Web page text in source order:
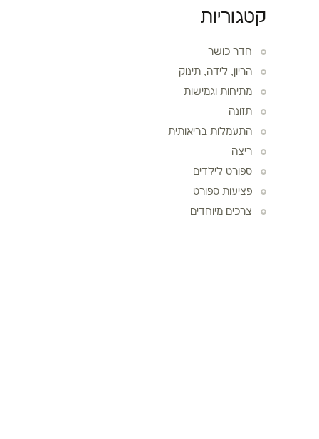
קטגוריות
חדר כושר
הריון, לידה, תינוק
מתיחות וגמישות
תזונה
התעמלות בריאותית
ריצה
ספורט לילדים
פציעות ספורט
צרכים מיוחדים